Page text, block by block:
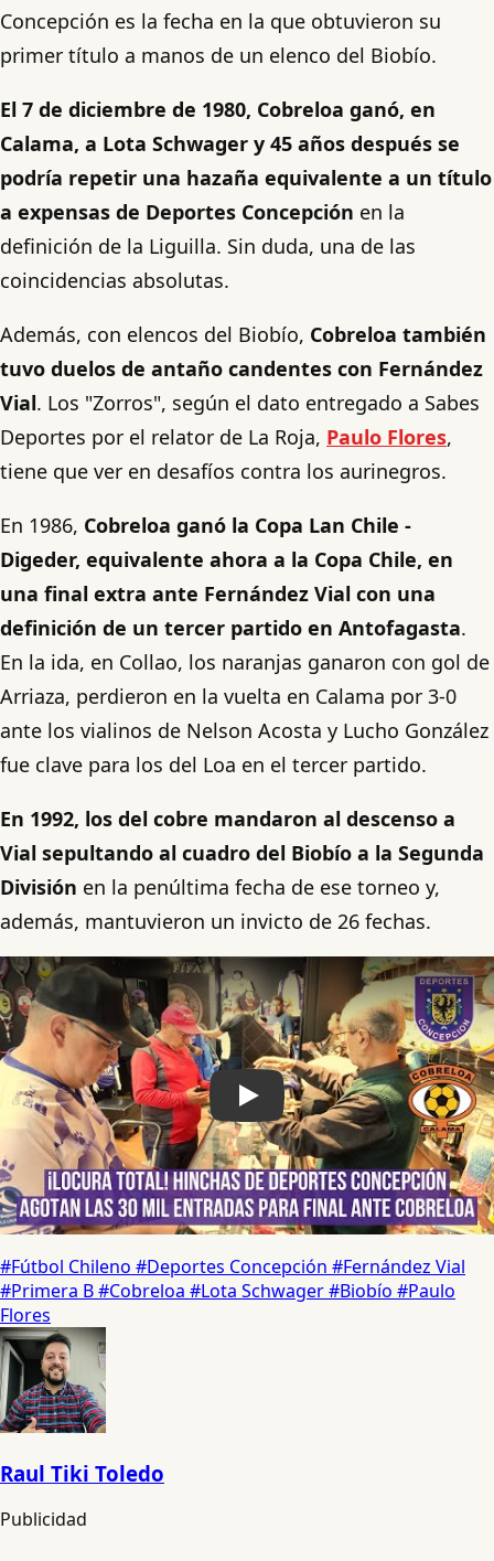
Concepción es la fecha en la que obtuvieron su
primer título a manos de un elenco del Biobío.
El 7 de diciembre de 1980, Cobreloa ganó, en
Calama, a Lota Schwager y 45 años después se
podría repetir una hazaña equivalente a un título
a expensas de Deportes Concepción en la
definición de la Liguilla. Sin duda, una de las
coincidencias absolutas.
Además, con elencos del Biobío, Cobreloa también
tuvo duelos de antaño candentes con Fernández
Vial. Los "Zorros", según el dato entregado a Sabes
Deportes por el relator de La Roja, Paulo Flores,
tiene que ver en desafíos contra los aurinegros.
En 1986, Cobreloa ganó la Copa Lan Chile -
Digeder, equivalente ahora a la Copa Chile, en
una final extra ante Fernández Vial con una
definición de un tercer partido en Antofagasta.
En la ida, en Collao, los naranjas ganaron con gol de
Arriaza, perdieron en la vuelta en Calama por 3-0
ante los vialinos de Nelson Acosta y Lucho González
fue clave para los del Loa en el tercer partido.
En 1992, los del cobre mandaron al descenso a
Vial sepultando al cuadro del Biobío a la Segunda
División en la penúltima fecha de ese torneo y,
además, mantuvieron un invicto de 26 fechas.
Play
#Fútbol Chileno #Deportes Concepción #Fernández Vial
#Primera B#Cobreloa #Lota Schwager#Biobío #Paulo
Flores
Raul Tiki Toledo
Publicidad